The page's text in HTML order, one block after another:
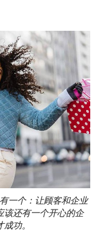
一个：让顾客和企业
该还有一个开心的企
功。